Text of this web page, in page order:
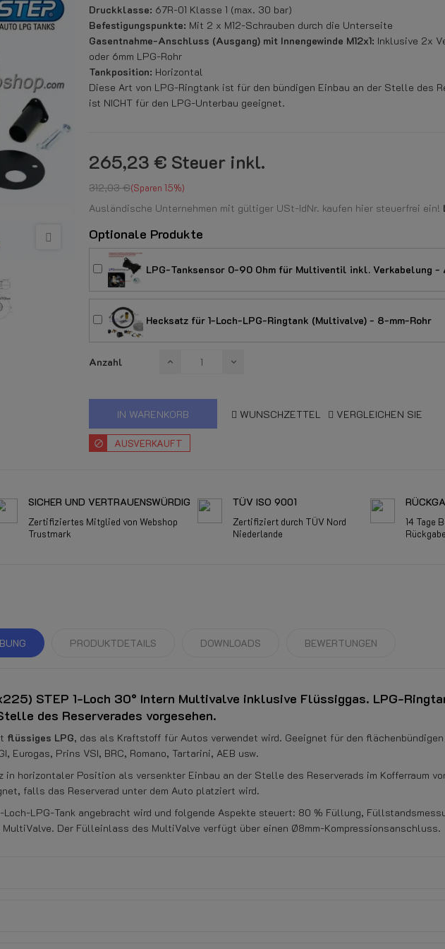
Druckklasse: 67R-01 Klasse 1 (max. 30 bar)
Befestigungspunkte: Mit 2 x M12-Schrauben durch die Unterseite
Gasentnahme-Anschluss (Ausgang) mit Innengewinde M12x1: Inklusive 2x
oder 6mm LPG-Rohr
Tankposition: Horizontal
Diese Art von LPG-Ringtank ist für den bündigen Einbau an der Stelle des
ist NICHT für den LPG-Unterbau geeignet.
265,23 € Steuer inkl.
312,03 € Sparen 15%
Ausländische Unternehmen mit gültiger USt-IdNr. kaufen hier steuerfrei ein!
Optionale Produkte
LPG-Tanksensor 0-90 Ohm für Multiventil inkl. Verkabelung -
Hecksatz für 1-Loch-LPG-Ringtank (Multivalve) - 8-mm-Rohr
Anzahl
IN WARENKORB WUNSCHZETTEL VERGLEICHEN SIE
AUSVERKAUFT
SICHER UND VERTRAUENSWÜRDIG
Zertifiziertes Mitglied von Webshop
Trustmark
TÜV ISO 9001
Zertifiziert durch TÜV Nord
Niederlande
14 Tage
PRODUKTDETAILS DOWNLOADS BEWERTUNGEN
STEP 1-Loch 30° Intern Multivalve inklusive Flüssiggas. LPG-
des Reserverades vorgesehen.
flüssiges LPG, das als Kraftstoff für Autos verwendet wird. Geeignet für den
Eurogas, Prins VSI, BRC, Romano, Tartarini, AEB usw.
horizontaler Position als versenkter Einbau an der Stelle des Reserverads im Kofferraum
falls das Reserverad unter dem Auto platziert wird.
LPG-Tank angebracht wird und folgende Aspekte steuert: 80 % Füllung,
Der Fülleinlass des MultiValve verfügt über einen Ø8mm-Kompressionsanschluss.